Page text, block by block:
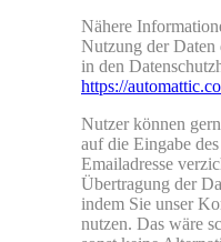
Nähere
Nutzung der
in den
https://
Nutzer können
auf die Eingabe
Emailadresse
Übertragung der
indem Sie unser
nutzen. Das wäre